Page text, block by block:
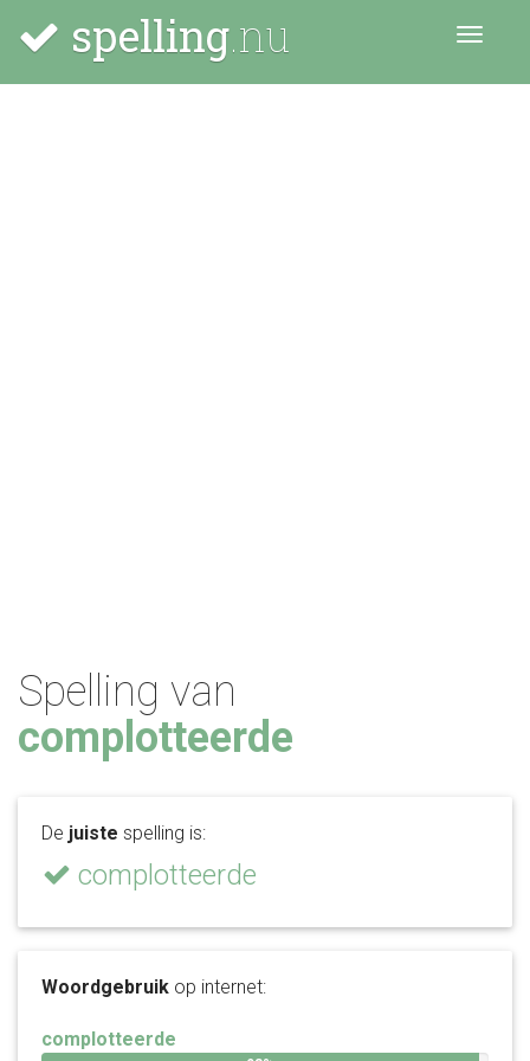
spelling.nu Menu
Spelling van
complotteerde
De juiste spelling is:
complotteerde
Woordgebruik op internet:
complotteerde